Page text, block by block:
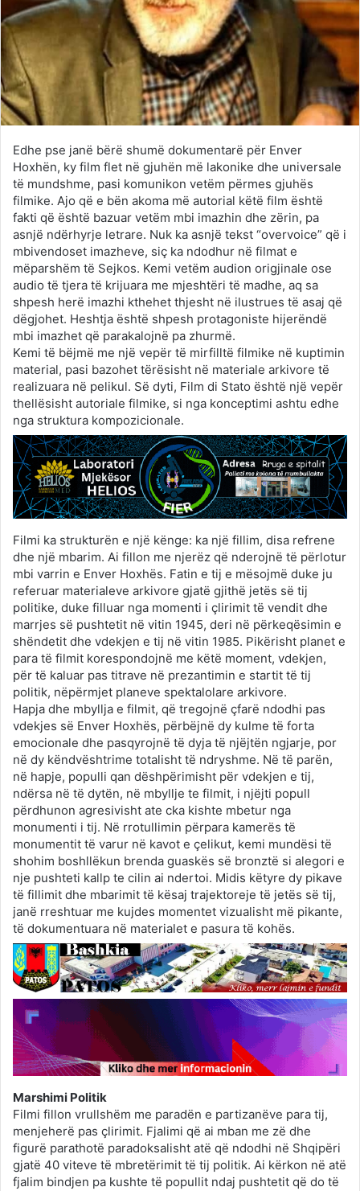
Edhe pse janë bërë shumë dokumentarë për Enver
Hoxhën, ky film flet në gjuhën më lakonike dhe universale
të mundshme, pasi komunikon vetëm përmes gjuhës
filmike. Ajo që e bën akoma më autorial këtë film është
fakti që është bazuar vetëm mbi imazhin dhe zërin, pa
asnjë ndërhyrje letrare. Nuk ka asnjë tekst “overvoice” që i
mbivendoset imazheve, siç ka ndodhur në filmat e
mëparshëm të Sejkos. Kemi vetëm audion origjinale ose
audio të tjera të krijuara me mjeshtëri të madhe, aq sa
shpesh herë imazhi kthehet thjesht në ilustrues të asaj që
dëgjohet. Heshtja është shpesh protagoniste hijerëndë
mbi imazhet që parakalojnë pa zhurmë.
Kemi të bëjmë me një vepër të mirfilltë filmike në kuptimin
material, pasi bazohet tërësisht në materiale arkivore të
realizuara në pelikul. Së dyti, Film di Stato është një vepër
thellësisht autoriale filmike, si nga konceptimi ashtu edhe
nga struktura kompozicionale.
Filmi ka strukturën e një kënge: ka një fillim, disa refrene
dhe një mbarim. Ai fillon me njerëz që nderojnë të përlotur
mbi varrin e Enver Hoxhës. Fatin e tij e mësojmë duke ju
referuar materialeve arkivore gjatë gjithë jetës së tij
politike, duke filluar nga momenti i çlirimit të vendit dhe
marrjes së pushtetit në vitin 1945, deri në përkeqësimin e
shëndetit dhe vdekjen e tij në vitin 1985. Pikërisht planet e
para të filmit korespondojnë me këtë moment, vdekjen,
për të kaluar pas titrave në prezantimin e startit të tij
politik, nëpërmjet planeve spektalolare arkivore.
Hapja dhe mbyllja e filmit, që tregojnë çfarë ndodhi pas
vdekjes së Enver Hoxhës, përbëjnë dy kulme të forta
emocionale dhe pasqyrojnë të dyja të njëjtën ngjarje, por
në dy këndvështrime totalisht të ndryshme. Në të parën,
në hapje, populli qan dëshpërimisht për vdekjen e tij,
ndërsa në të dytën, në mbyllje te filmit, i njëjti popull
përdhunon agresivisht ate cka kishte mbetur nga
monumenti i tij. Në rrotullimin përpara kamerës të
monumentit të varur në kavot e çelikut, kemi mundësi të
shohim boshllëkun brenda guaskës së bronztë si alegori e
nje pushteti kallp te cilin ai ndertoi. Midis këtyre dy pikave
të fillimit dhe mbarimit të kësaj trajektoreje të jetës së tij,
janë rreshtuar me kujdes momentet vizualisht më pikante,
të dokumentuara në materialet e pasura të kohës.
Marshimi Politik
Filmi fillon vrullshëm me paradën e partizanëve para tij,
menjeherë pas çlirimit. Fjalimi që ai mban me zë dhe
figurë parathotë paradoksalisht atë që ndodhi në Shqipëri
gjatë 40 viteve të mbretërimit të tij politik. Ai kërkon në atë
fjalim bindjen pa kushte të popullit ndaj pushtetit që do të